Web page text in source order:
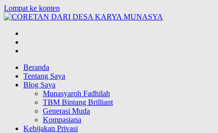
Lompat ke konten
Blog Wong Ndeso yang ingin berbagi berbagai hal di sekitarnya
Beranda
Tentang Saya
Blog Saya
Munasyaroh Fadhilah
TBM Bintang Brilliant
Generasi Muda
Kompasiana
Kebijakan Privasi